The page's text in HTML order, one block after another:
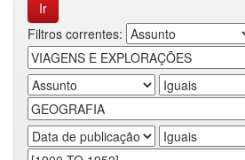
Filtros correntes: